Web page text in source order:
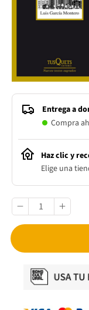
Entrega a
Compra
Haz clic y
Elige una